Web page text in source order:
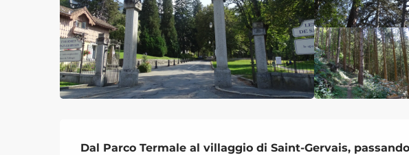
Descrizione
Dal Parco Termale al villaggio di Saint-Gervais,